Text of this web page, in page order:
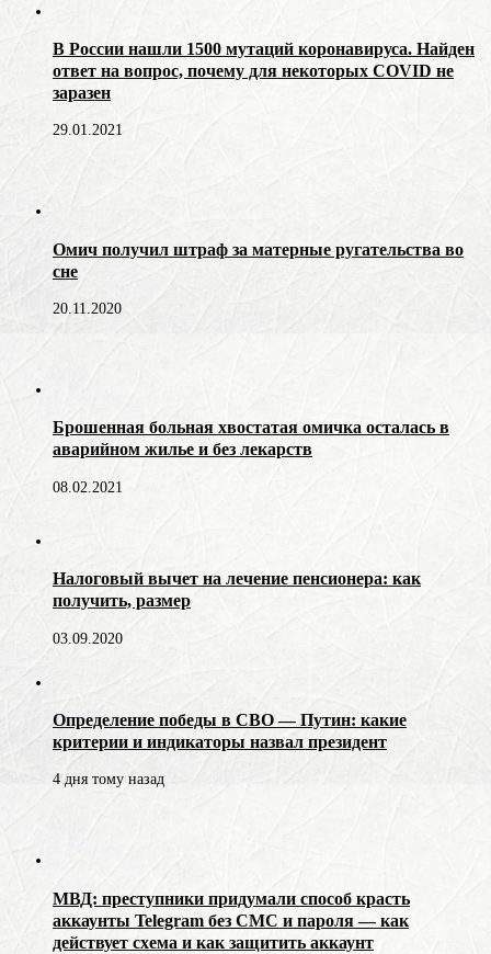
В России нашли 1500 мутаций коронавируса. Найден
ответ на вопрос, почему для некоторых COVID не
заразен
29.01.2021
Омич получил штраф за матерные ругательства во
сне
20.11.2020
Брошенная больная хвостатая омичка осталась в
аварийном жилье и без лекарств
08.02.2021
Налоговый вычет на лечение пенсионера: как
получить, размер
03.09.2020
Определение победы в СВО — Путин: какие
критерии и индикаторы назвал президент
4 дня тому назад
МВД: преступники придумали способ красть
аккаунты Telegram без СМС и пароля — как
действует схема и как защитить аккаунт